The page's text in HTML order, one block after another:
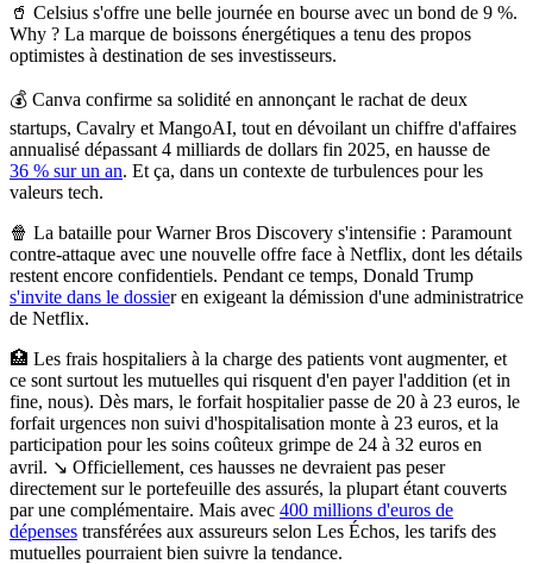
🥤 Celsius s'offre une belle journée en bourse avec un bond de 9 %.
Why ? La marque de boissons énergétiques a tenu des propos
optimistes à destination de ses investisseurs.
💰 Canva confirme sa solidité en annonçant le rachat de deux
startups, Cavalry et MangoAI, tout en dévoilant un chiffre d'affaires
annualisé dépassant 4 milliards de dollars fin 2025, en hausse de
36 % sur un an. Et ça, dans un contexte de turbulences pour les
valeurs tech.
🍿 La bataille pour Warner Bros Discovery s'intensifie : Paramount
contre-attaque avec une nouvelle offre face à Netflix, dont les détails
restent encore confidentiels. Pendant ce temps, Donald Trump
s'invite dans le dossier en exigeant la démission d'une administratrice
de Netflix.
🏥 Les frais hospitaliers à la charge des patients vont augmenter, et
ce sont surtout les mutuelles qui risquent d'en payer l'addition (et in
fine, nous). Dès mars, le forfait hospitalier passe de 20 à 23 euros, le
forfait urgences non suivi d'hospitalisation monte à 23 euros, et la
participation pour les soins coûteux grimpe de 24 à 32 euros en
avril. ↘️ Officiellement, ces hausses ne devraient pas peser
directement sur le portefeuille des assurés, la plupart étant couverts
par une complémentaire. Mais avec 400 millions d'euros de
dépenses transférées aux assureurs selon Les Échos, les tarifs des
mutuelles pourraient bien suivre la tendance.